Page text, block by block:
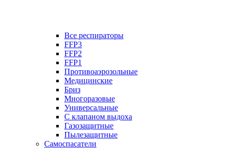
Все респираторы
FFP3
FFP2
FFP1
Противоаэрозольные
Медицинские
Бриз
Многоразовые
Универсальные
С клапаном выдоха
Газозащитные
Пылезащитные
Самоспасатели